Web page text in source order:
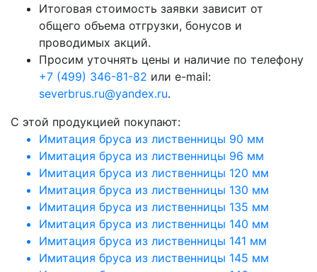
Итоговая стоимость заявки зависит от
общего объема отгрузки, бонусов и
проводимых акций.
Просим уточнять цены и наличие по телефону
+7 (499) 346-81-82 или e-mail:
severbrus.ru@yandex.ru.
C этой продукцией покупают:
Имитация бруса из лиственницы 90 мм
Имитация бруса из лиственницы 96 мм
Имитация бруса из лиственницы 120 мм
Имитация бруса из лиственницы 130 мм
Имитация бруса из лиственницы 135 мм
Имитация бруса из лиственницы 140 мм
Имитация бруса из лиственницы 141 мм
Имитация бруса из лиственницы 145 мм